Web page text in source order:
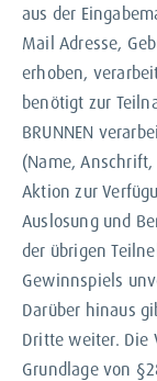
aus der
Mail Adresse,
erhoben,
benötigt zur
BRUNNEN
(Name,
Aktion zur
Auslosung und
der übrigen
Gewinnspiels
Darüber hinaus
Dritte weiter. Die
Grundlage von